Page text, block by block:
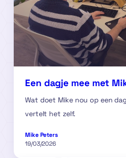
Een dagje mee met
Wat doet Mike nou op een
vertelt het zelf.
Mike Peters
19/03/2026